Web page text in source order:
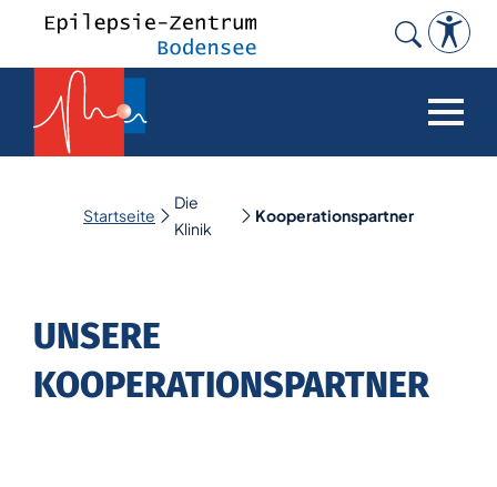
Search
Startseite
Die
Klinik
Kooperationspartner
UNSERE
KOOPERATIONSPARTNER